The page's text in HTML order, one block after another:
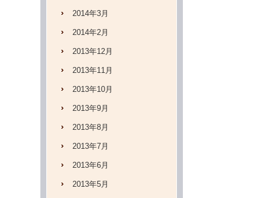
2014年3月
2014年2月
2013年12月
2013年11月
2013年10月
2013年9月
2013年8月
2013年7月
2013年6月
2013年5月